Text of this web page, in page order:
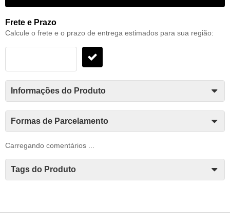
Frete e Prazo
Calcule o frete e o prazo de entrega estimados para sua região:
Informações do Produto
Formas de Parcelamento
Carregando comentários ...
Tags do Produto